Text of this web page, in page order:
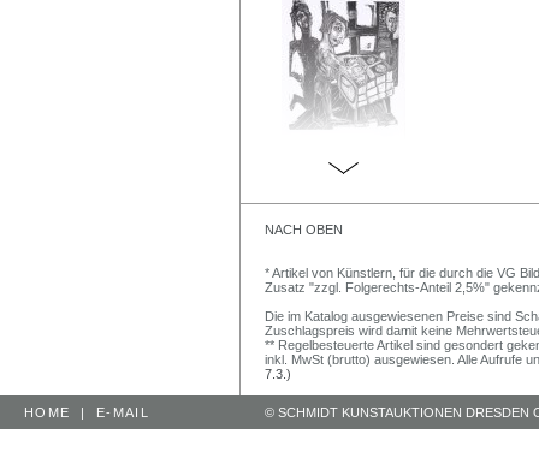
NACH OBEN
* Artikel von Künstlern, für die durch die VG
Zusatz "zzgl. Folgerechts-Anteil 2,5%"
Die im Katalog ausgewiesenen Preise sind
Zuschlagspreis wird damit keine
** Regelbesteuerte Artikel sind gesondert
inkl. MwSt (brutto) ausgewiesen. Alle Aufrufe
7.3.)
HOME | E-MAIL © SCHMIDT KUNSTAUKTIONEN DRESDEN